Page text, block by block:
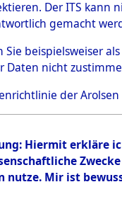
Branch -
0247
Der ITS
gemacht
Sie beispielsweiser
Daten nicht
der Arolsen
Hiermit erkläre
nutze. Mir ist